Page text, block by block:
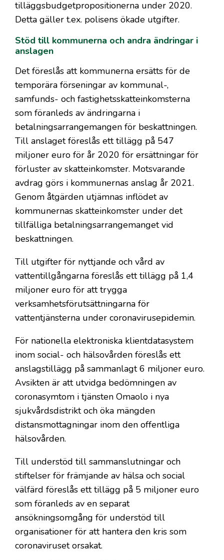
tilläggsbudgetpropositionerna under 2020.
Detta gäller t.ex. polisens ökade utgifter.
Stöd till kommunerna och andra ändringar i
anslagen
Det föreslås att kommunerna ersätts för de
temporära förseningar av kommunal-,
samfunds- och fastighetsskatteinkomsterna
som föranleds av ändringarna i
betalningsarrangemangen för beskattningen.
Till anslaget föreslås ett tillägg på 547
miljoner euro för år 2020 för ersättningar för
förluster av skatteinkomster. Motsvarande
avdrag görs i kommunernas anslag år 2021.
Genom åtgärden utjämnas inflödet av
kommunernas skatteinkomster under det
tillfälliga betalningsarrangemanget vid
beskattningen.
Till utgifter för nyttjande och vård av
vattentillgångarna föreslås ett tillägg på 1,4
miljoner euro för att trygga
verksamhetsförutsättningarna för
vattentjänsterna under coronavirusepidemin.
För nationella elektroniska klientdatasystem
inom social- och hälsovården föreslås ett
anslagstillägg på sammanlagt 6 miljoner euro.
Avsikten är att utvidga bedömningen av
coronasymtom i tjänsten Omaolo i nya
sjukvårdsdistrikt och öka mängden
distansmottagningar inom den offentliga
hälsovården.
Till understöd till sammanslutningar och
stiftelser för främjande av hälsa och social
välfärd föreslås ett tillägg på 5 miljoner euro
som föranleds av en separat
ansökningsomgång för understöd till
organisationer för att hantera den kris som
coronaviruset orsakat.